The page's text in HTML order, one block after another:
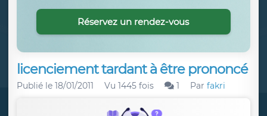
licenciement tardant à être prononcé
Publié le 18/01/2011 Vu 1445 fois 1 Par fakri
Réservez un rendez-vous